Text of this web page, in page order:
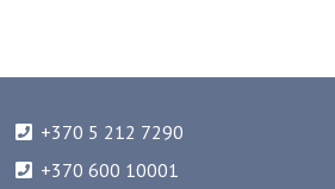
+370 5 212 7290
+370 600 10001